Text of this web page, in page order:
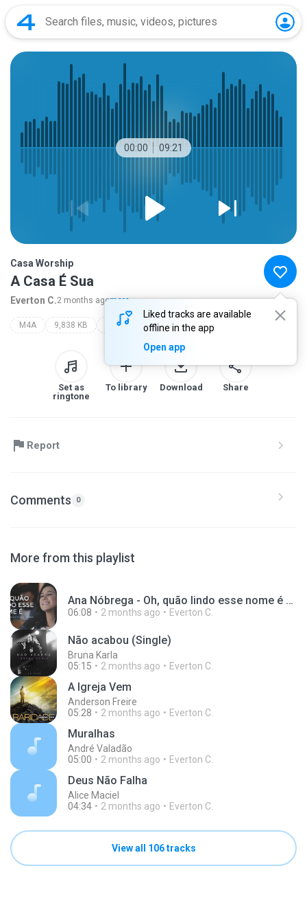
00:00 09:21
Liked tracks are available
offline in the app
Open app
Casa Worship
A Casa É Sua
Everton C.2 months agomore...
M4A 9,838 KB casa worship
Set as
ringtone
To library Download Share
Report
Comments 0
More from this playlist
Ana Nóbrega - Oh, quão lindo esse nome é (What a
06:08 2 months ago Everton C.
Não acabou (Single)
Bruna Karla
05:15
2 months ago Everton C.
A Igreja Vem
Anderson Freire
05:28
2 months ago Everton C.
Muralhas
André Valadão
05:00
2 months ago Everton C.
Deus Não Falha
Alice Maciel
04:34
2 months ago Everton C.
View all 106 tracks